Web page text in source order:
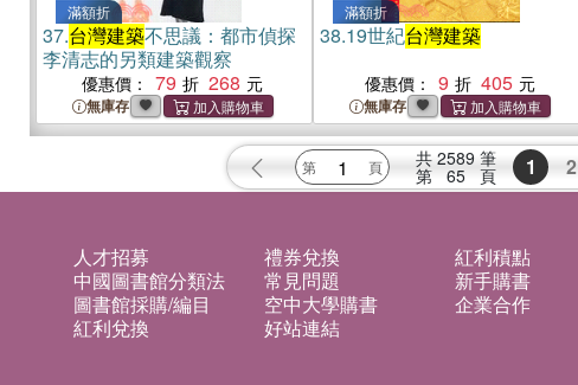
滿額折
37.台灣建築不思議：都市偵探
李清志的另類建築觀察
優惠價： 79 268
無庫存
滿額折
38.19世紀台灣建築
優惠價： 9 405
無庫存
共 2589 筆
第 65 頁 1 2
人才招募 禮券兌換
紅利積點
中國圖書館分類法 常見問題
新手購書
圖書館採購/編目 空中大學購書
企業合作
紅利兌換 好站連結